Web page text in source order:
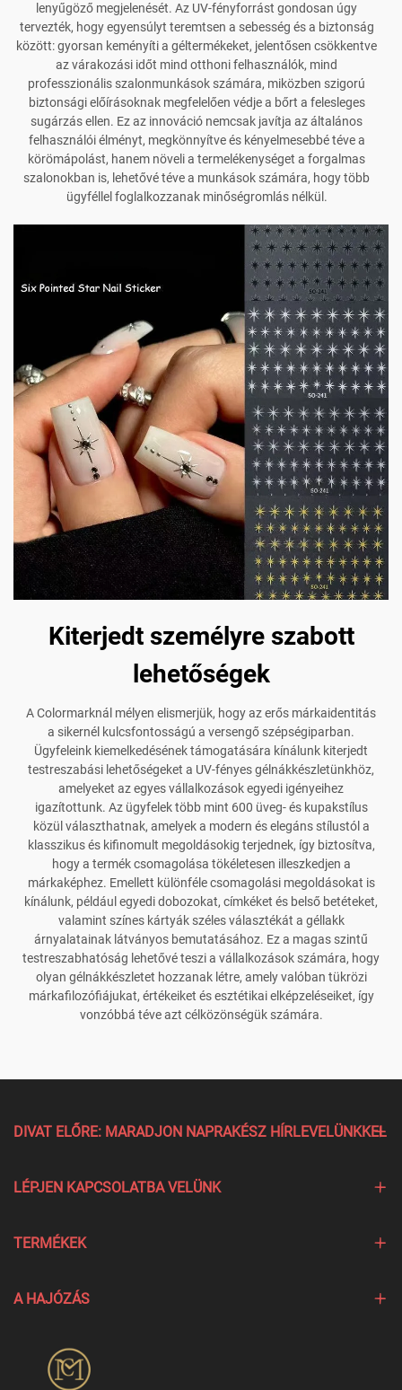
lenyűgöző megjelenését. Az UV-fényforrást gondosan úgy
tervezték, hogy egyensúlyt teremtsen a sebesség és a biztonság
között: gyorsan keményíti a géltermékeket, jelentősen csökkentve
az várakozási időt mind otthoni felhasználók, mind
professzionális szalonmunkások számára, miközben szigorú
biztonsági előírásoknak megfelelően védje a bőrt a felesleges
sugárzás ellen. Ez az innováció nemcsak javítja az általános
felhasználói élményt, megkönnyítve és kényelmesebbé téve a
körömápolást, hanem növeli a termelékenységet a forgalmas
szalonokban is, lehetővé téve a munkások számára, hogy több
ügyféllel foglalkozzanak minőségromlás nélkül.
Kiterjedt személyre szabott
lehetőségek
A Colormarknál mélyen elismerjük, hogy az erős márkaidentitás
a sikernél kulcsfontosságú a versengő szépségiparban.
Ügyfeleink kiemelkedésének támogatására kínálunk kiterjedt
testreszabási lehetőségeket a UV-fényes gélnákkészletünkhöz,
amelyeket az egyes vállalkozások egyedi igényeihez
igazítottunk. Az ügyfelek több mint 600 üveg- és kupakstílus
közül választhatnak, amelyek a modern és elegáns stílustól a
klasszikus és kifinomult megoldásokig terjednek, így biztosítva,
hogy a termék csomagolása tökéletesen illeszkedjen a
márkaképhez. Emellett különféle csomagolási megoldásokat is
kínálunk, például egyedi dobozokat, címkéket és belső betéteket,
valamint színes kártyák széles választékát a géllakk
árnyalatainak látványos bemutatásához. Ez a magas szintű
testreszabhatóság lehetővé teszi a vállalkozások számára, hogy
olyan gélnákkészletet hozzanak létre, amely valóban tükrözi
márkafilozófiájukat, értékeiket és esztétikai elképzeléseiket, így
vonzóbbá téve azt célközönségük számára.
DIVAT ELŐRE: MARADJON NAPRAKÉSZ HÍRLEVELÜNKKEL
LÉPJEN KAPCSOLATBA VELÜNK
TERMÉKEK
A HAJÓZÁS